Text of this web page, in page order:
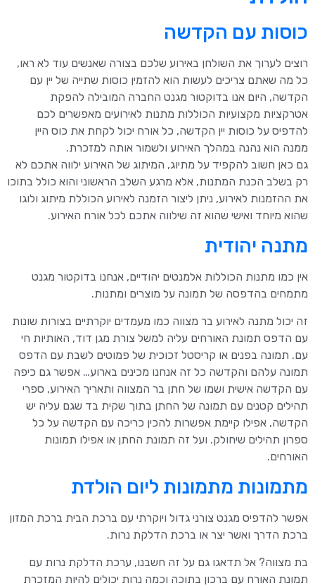
כוסות עם הקדשה
רוצים לערוך את השולחן באירוע שלכם בצורה שאנשים עוד לא ראו,
כל מה שאתם צריכים לעשות הוא להזמין כוסות שתייה של יין עם
הקדשה, היום אנו בדוקטור מגנט החברה המובילה להפקת
אטרקציות מקצועיות הכוללות מתנות לאירועים מאפשרים לכם
להדפיס על כוסות יין הקדשה, כל אורח יכול לקחת את כוס היין
ממנה הוא נהנה במהלך האירוע ולשמור אותה למזכרת.
גם כאן חשוב להקפיד על מתיוג, המיתוג של האירוע ילווה אתכם לא
רק בשלב הכנת המתנות, אלא מרגע השלב הראשוני והוא כולל בתוכו
את ההזמנות לאירוע, ניתן ליצור הזמנה לאירוע הכוללת מיתוג ולוגו
שהוא מיוחד ואישי שהוא זה שילווה אתכם לכל אורח האירוע.
מתנה יהודית
אין כמו מתנות הכוללות אלמנטים יהודיים, אנחנו בדוקטור מגנט
מתמחים בהדפסה של תמונה על מוצרים ומתנות.
זה יכול מתנה לאירוע בר מצווה כמו מעמדים יוקרתיים בצורות שונות
עם הדפס תמונת האורחים עליה למשל צורת מגן דוד, האותיות חי
עם. תמונה בפנים או קריסטל זכוכית של פמוטים לשבת עם הדפס
תמונה עלהם והקדשה כל זה אנחנו מכינים בארוע… אפשר גם כיפה
עם הקדשה אישית ושמו של חתן בר המצווה ותאריך האירוע, ספרי
תהילים קטנים עם תמונה של החתן בתוך שקית בד שגם עליה יש
הקדשה, אפילו קיימת אפשרות להכין כריכה עם הקדשה על כל
ספרון תהילים שיחולק. ועל זה תמונת החתן או אפילו תמונות
האורחים.
מתמונות מתמונות ליום הולדת
אפשר להדפיס מגנט צורני גדול ויוקרתי עם ברכת הבית ברכת המזון
ברכת הדרך ואשר יצר או ברכת הדלקת נרות.
בת מצווה? אל תדאגו גם על זה חשבנו, ערכת הדלקת נרות עם
תמונת האורח עם ברכון בתוכה וכמה נרות יכולים להיות המזכרת